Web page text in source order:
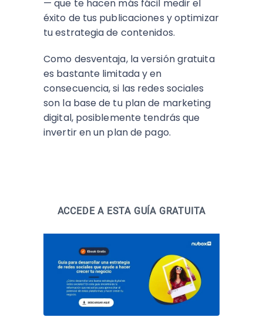
— que te hacen más fácil medir el
éxito de tus publicaciones y optimizar
tu estrategia de contenidos.
Como desventaja, la versión gratuita
es bastante limitada y en
consecuencia, si las redes sociales
son la base de tu plan de marketing
digital, posiblemente tendrás que
invertir en un plan de pago.
ACCEDE A ESTA GUÍA GRATUITA